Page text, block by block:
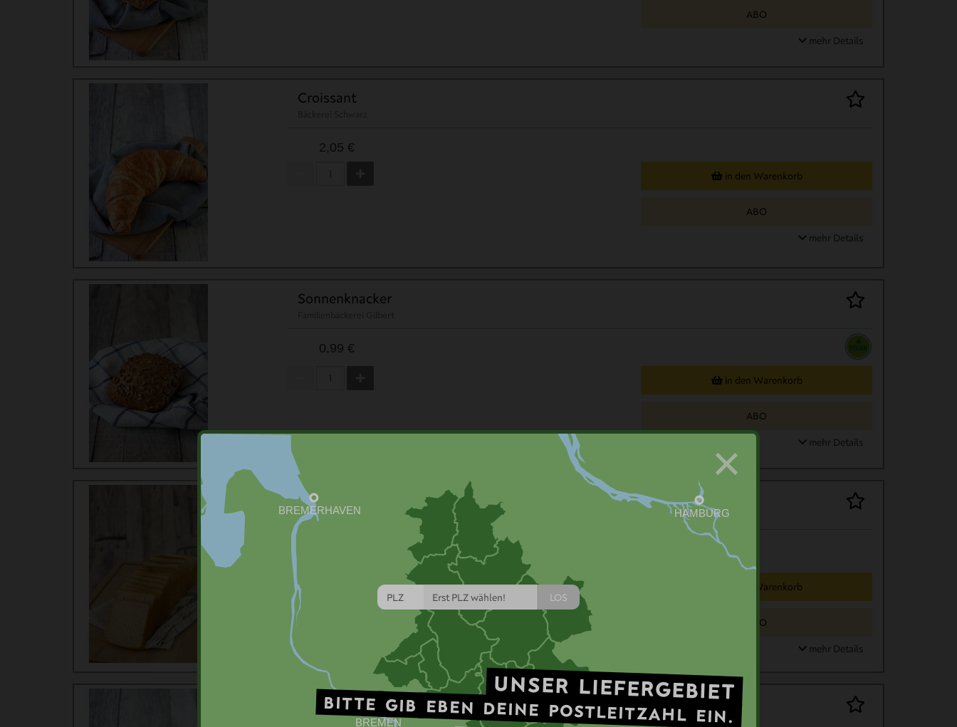
UNSER LIEFERGEBIET
BITTE GIB EBEN DEINE POSTLEITZAHL EIN.
LOS
×
ABO
mehr Details
Croissant
2,05 €
in den Warenkorb
ABO
mehr Details
Sonnenknacker
0,99 €
in den Warenkorb
ABO
mehr Details
Dinkelbuttertoast (geschnitten Paket)
Bäckerei Schwarz
in den Warenkorb
ABO
mehr Details
Schokocroissant
Bäckerei Schwarz